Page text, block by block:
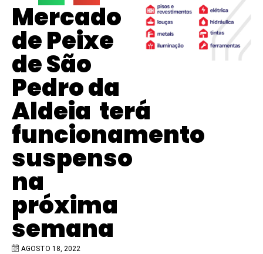
Mercado
de Peixe
de São
Pedro da
Aldeia terá
funcionamento
suspenso
na
próxima
semana
AGOSTO 18, 2022